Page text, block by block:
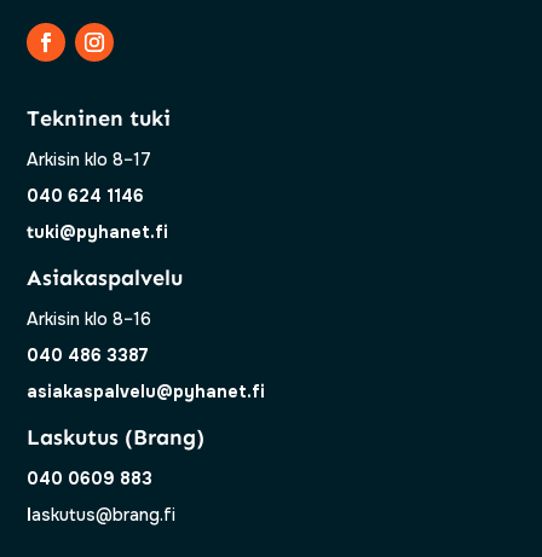
Tekninen tuki
Arkisin klo 8–17
040 624 1146
tuki@pyhanet.fi
Asiakaspalvelu
Arkisin klo 8–16
040 486 3387
asiakaspalvelu@pyhanet.fi
Laskutus (Brang)
040 0609 883
laskutus@brang.fi